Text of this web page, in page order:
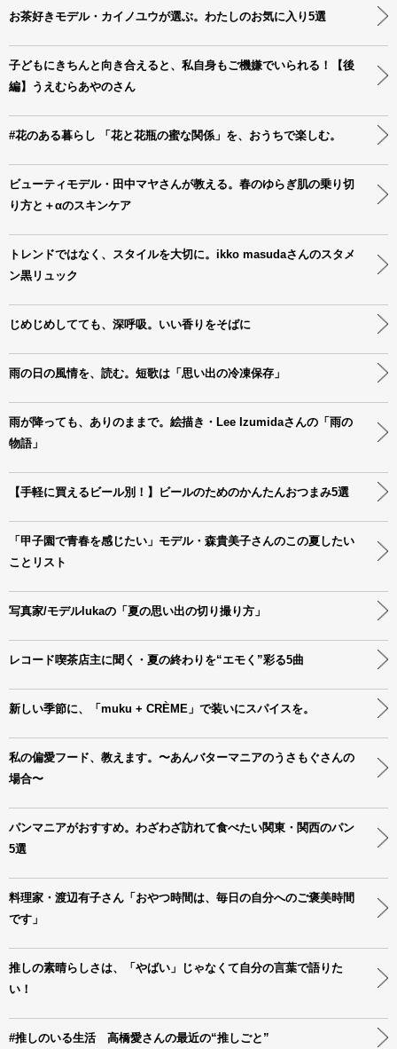
お茶好きモデル・カイノユウが選ぶ。わたしのお気に入り5選
子どもにきちんと向き合えると、私自身もご機嫌でいられる！【後
編】うえむらあやのさん
#花のある暮らし 「花と花瓶の蜜な関係」を、おうちで楽しむ。
ビューティモデル・田中マヤさんが教える。春のゆらぎ肌の乗り切
り方と＋αのスキンケア
トレンドではなく、スタイルを大切に。ikko masudaさんのスタメ
ン黒リュック
じめじめしてても、深呼吸。いい香りをそばに
雨の日の風情を、読む。短歌は「思い出の冷凍保存」
雨が降っても、ありのままで。絵描き・Lee Izumidaさんの「雨の
物語」
【手軽に買えるビール別！】ビールのためのかんたんおつまみ5選
「甲子園で青春を感じたい」モデル・森貴美子さんのこの夏したい
ことリスト
写真家/モデルlukaの「夏の思い出の切り撮り方」
レコード喫茶店主に聞く・夏の終わりを“エモく”彩る5曲
新しい季節に、「muku + CRÈME」で装いにスパイスを。
私の偏愛フード、教えます。〜あんバターマニアのうさもぐさんの
場合〜
パンマニアがおすすめ。わざわざ訪れて食べたい関東・関西のパン
5選
料理家・渡辺有子さん「おやつ時間は、毎日の自分へのご褒美時間
です」
推しの素晴らしさは、「やばい」じゃなくて自分の言葉で語りた
い！
#推しのいる生活 高橋愛さんの最近の“推しごと”